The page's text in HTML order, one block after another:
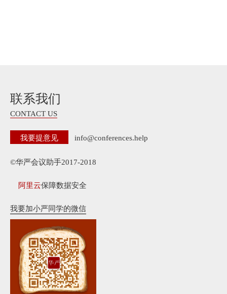
联系我们
CONTACT US
我要提意见 info@conferences.help
©华严会议助手2017-2018
阿里云保障数据安全
我要加小严同学的微信